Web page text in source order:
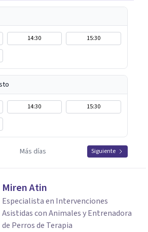
14:30
15:30
14:30
15:30
Más días Siguiente
Miren Atin
Especialista en Intervenciones
Asistidas con Animales y Entrenadora
de Perros de Terapia